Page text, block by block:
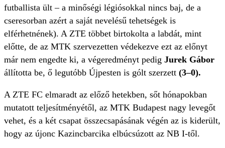
futballista ült – a minőségi légiósokkal nincs baj, de a
cseresorban azért a saját nevelésű tehetségek is
elférhetnének). A ZTE többet birtokolta a labdát, mint
előtte, de az MTK szervezetten védekezve ezt az előnyt
már nem engedte ki, a végeredményt pedig Jurek Gábor
állította be, ő legutóbb Újpesten is gólt szerzett (3–0).
A ZTE FC elmaradt az előző hetekben, sőt hónapokban
mutatott teljesítményétől, az MTK Budapest nagy levegőt
vehet, és a két csapat összecsapásának végén az is kiderült,
hogy az újonc Kazincbarcika elbúcsúzott az NB I-től.